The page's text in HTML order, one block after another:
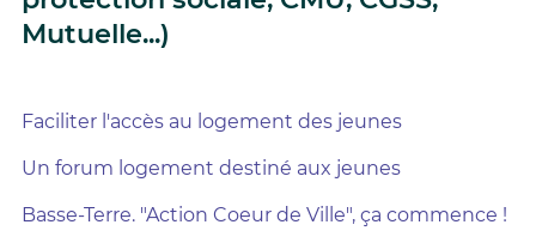
Mutuelle...)
Faciliter l'accès au logement des jeunes
Un forum logement destiné aux jeunes
Basse-Terre. "Action Coeur de Ville", ça commence !